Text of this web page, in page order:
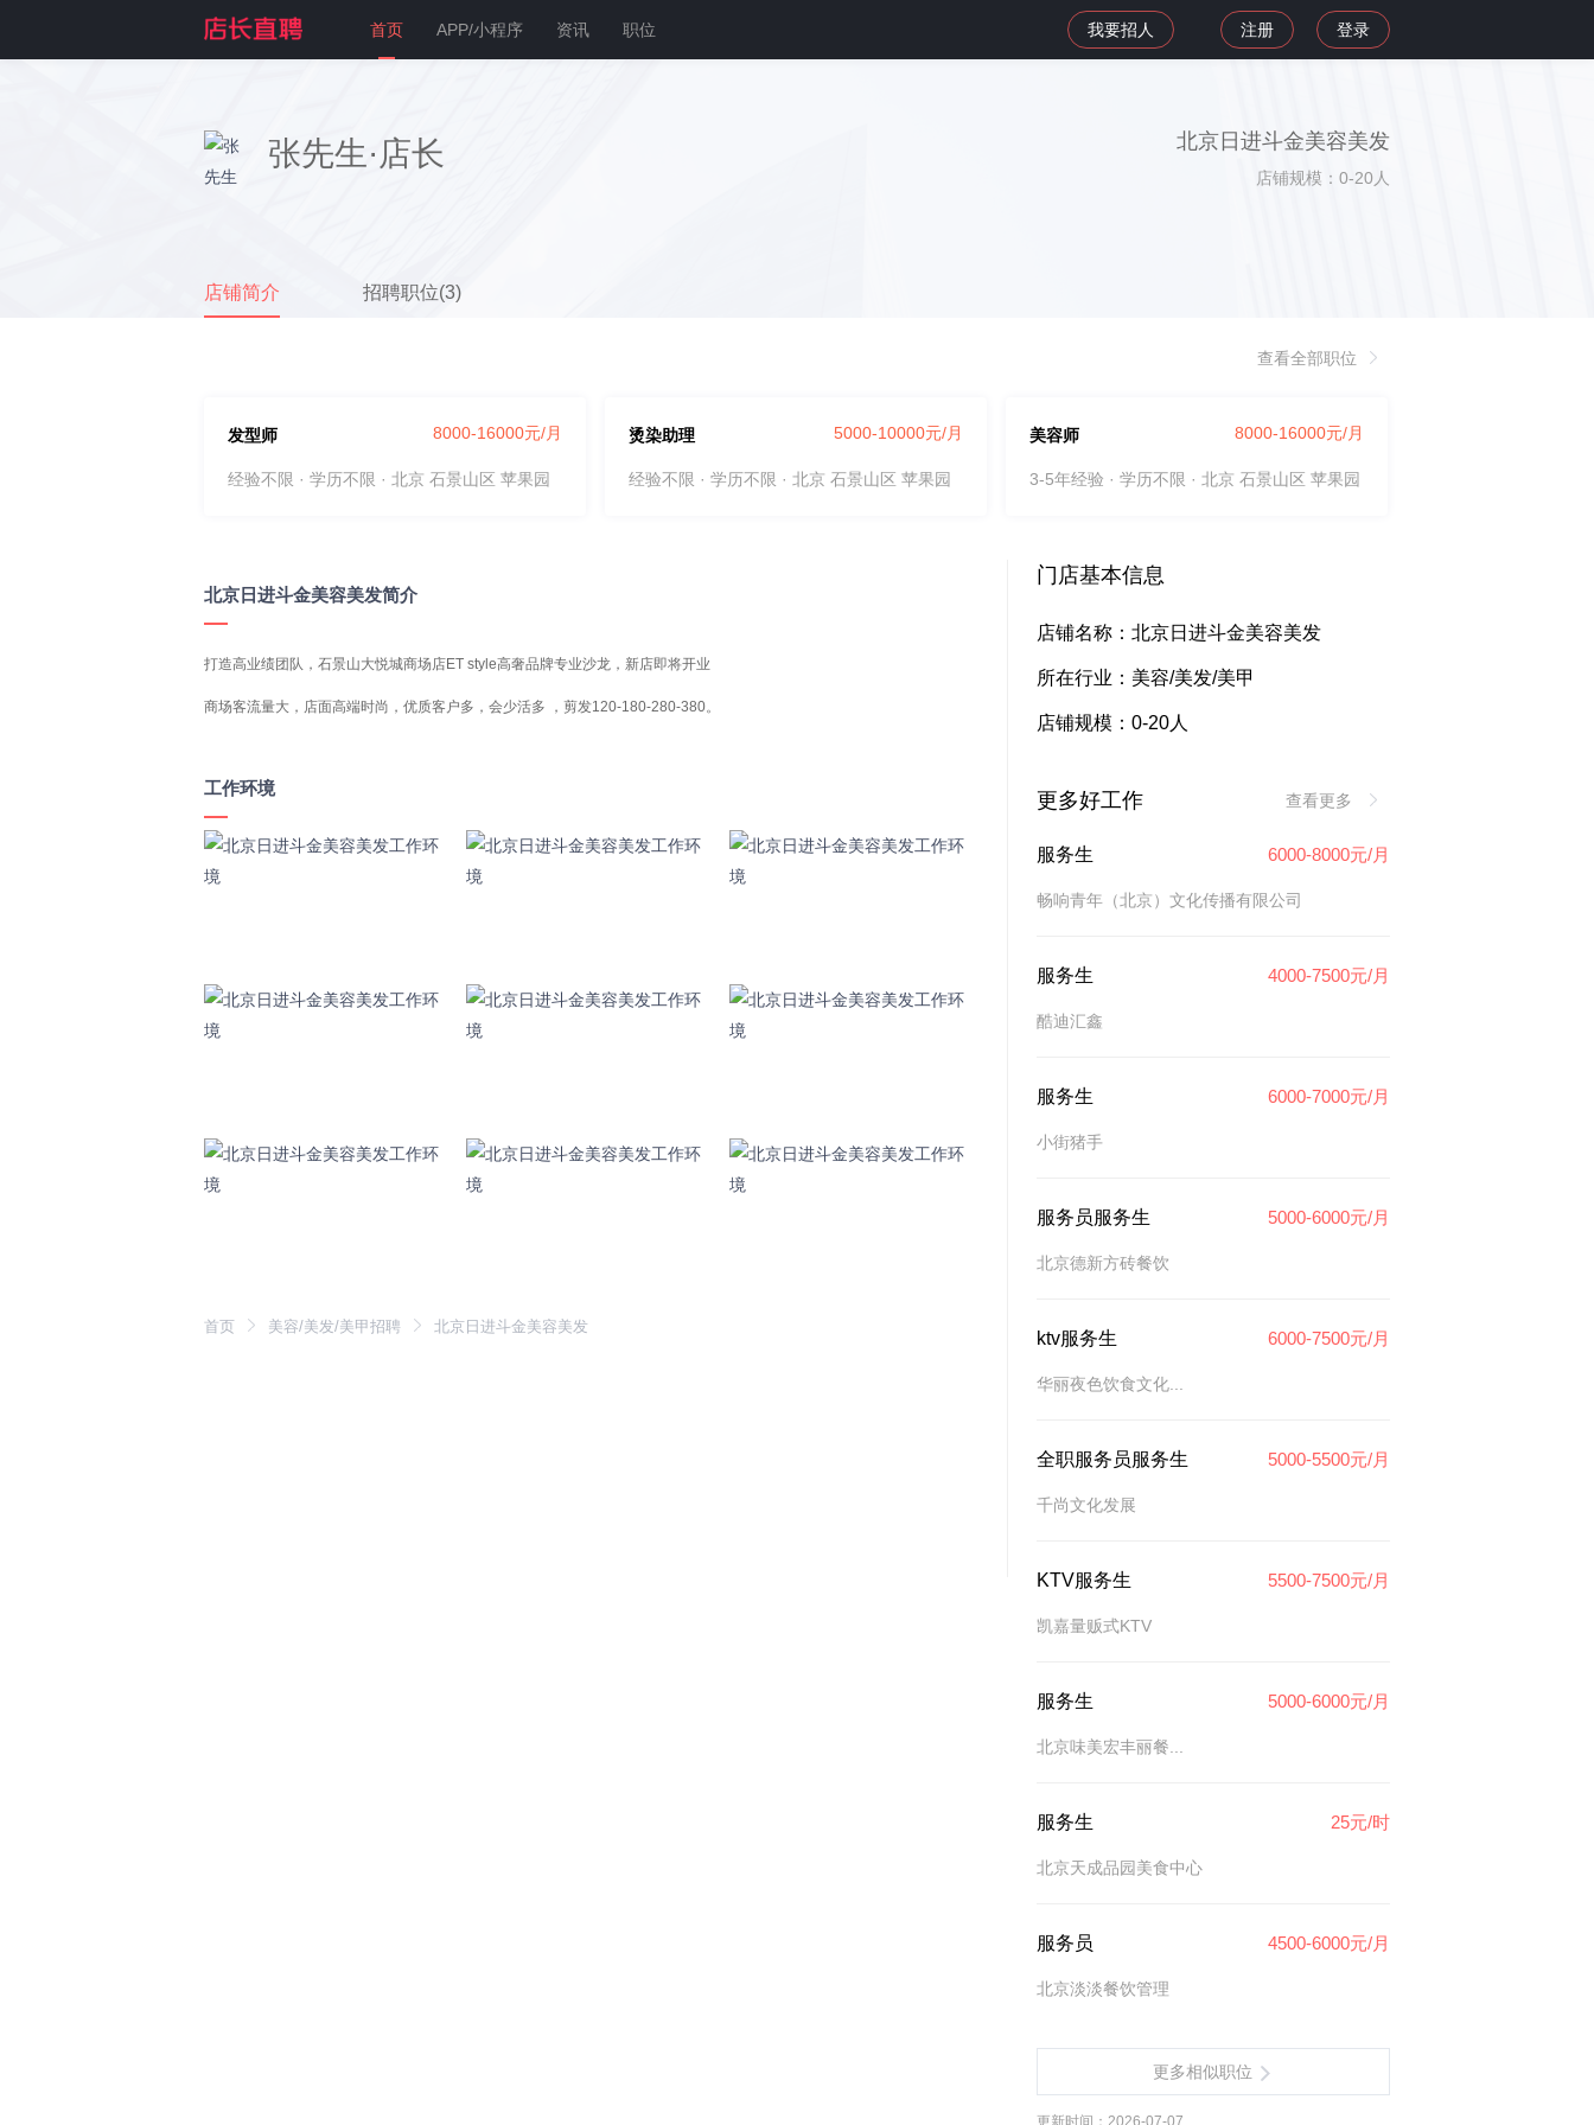
首页 APP/小程序 资讯 职位 我要招人 注册 登录
张先生·店长 北京日进斗金美容美发
店铺规模：0-20人
店铺简介 招聘职位(3)
查看全部职位
8000-16000元/月
发型师
经验不限 · 学历不限 · 北京 石景山区 苹果园
5000-10000元/月
烫染助理
经验不限 · 学历不限 · 北京 石景山区 苹果园
8000-16000元/月
美容师
3-5年经验 · 学历不限 · 北京 石景山区 苹果园
北京日进斗金美容美发简介
打造高业绩团队，石景山大悦城商场店ET style高奢品牌专业沙龙，新店即将开业
商场客流量大，店面高端时尚，优质客户多，会少活多 ，剪发120-180-280-380。
工作环境
首页 美容/美发/美甲招聘 北京日进斗金美容美发
门店基本信息
店铺名称：北京日进斗金美容美发
所在行业：美容/美发/美甲
店铺规模：0-20人
更多好工作 查看更多
服务生 6000-8000元/月
畅响青年（北京）文化传播有限公司
服务生 4000-7500元/月
酷迪汇鑫
服务生 6000-7000元/月
小街猪手
服务员服务生 5000-6000元/月
北京德新方砖餐饮
ktv服务生 6000-7500元/月
华丽夜色饮食文化...
全职服务员服务生 5000-5500元/月
千尚文化发展
KTV服务生 5500-7500元/月
凯嘉量贩式KTV
服务生 5000-6000元/月
北京味美宏丰丽餐...
服务生 25元/时
北京天成品园美食中心
服务员 4500-6000元/月
北京淡淡餐饮管理
更多相似职位
更新时间：2026-07-07